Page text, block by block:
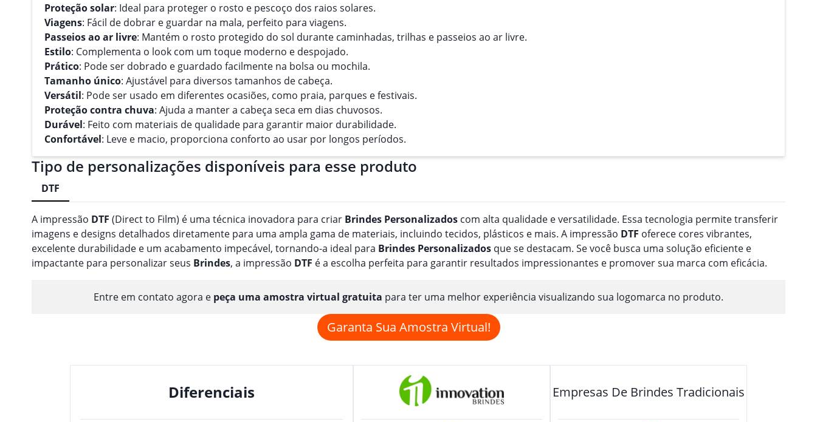
Proteção solar: Ideal para proteger o rosto e pescoço dos raios solares.
Viagens: Fácil de dobrar e guardar na mala, perfeito para viagens.
Passeios ao ar livre: Mantém o rosto protegido do sol durante caminhadas, trilhas e passeios ao ar livre.
Estilo: Complementa o look com um toque moderno e despojado.
Prático: Pode ser dobrado e guardado facilmente na bolsa ou mochila.
Tamanho único: Ajustável para diversos tamanhos de cabeça.
Versátil: Pode ser usado em diferentes ocasiões, como praia, parques e festivais.
Proteção contra chuva: Ajuda a manter a cabeça seca em dias chuvosos.
Durável: Feito com materiais de qualidade para garantir maior durabilidade.
Confortável: Leve e macio, proporciona conforto ao usar por longos períodos.
Tipo de personalizações disponíveis para esse produto
DTF
A impressão DTF (Direct to Film) é uma técnica inovadora para criar Brindes Personalizados com alta qualidade e versatilidade. Essa tecnologia permite transferir
imagens e designs detalhados diretamente para uma ampla gama de materiais, incluindo tecidos, plásticos e mais. A impressão DTF oferece cores vibrantes,
excelente durabilidade e um acabamento impecável, tornando-a ideal para Brindes Personalizados que se destacam. Se você busca uma solução eficiente e
impactante para personalizar seus Brindes, a impressão DTF é a escolha perfeita para garantir resultados impressionantes e promover sua marca com eficácia.
Entre em contato agora e peça uma amostra virtual gratuita para ter uma melhor experiência visualizando sua logomarca no produto.
Garanta Sua Amostra Virtual!
Diferenciais Empresas De Brindes Tradicionais